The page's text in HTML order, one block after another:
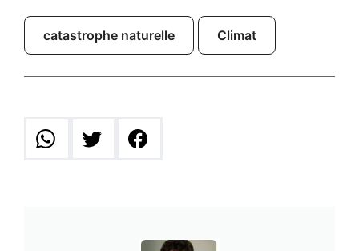
catastrophe naturelle Climat